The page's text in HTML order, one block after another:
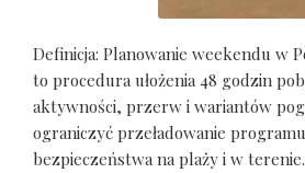
Definicja: Planowanie weekendu w
to procedura ułożenia 48 godzin
aktywności, przerw i wariantów
ograniczyć przeładowanie
bezpieczeństwa na plaży i w